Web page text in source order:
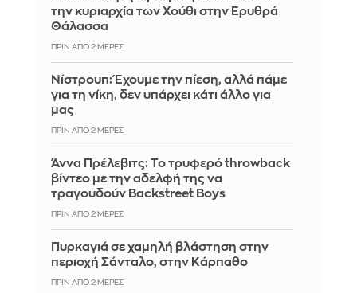
την κυριαρχία των Χούθι στην Ερυθρά
Θάλασσα
ΠΡΙΝ ΑΠΌ 2 ΜΈΡΕΣ
Νίστρουπ: Έχουμε την πίεση, αλλά πάμε
για τη νίκη, δεν υπάρχει κάτι άλλο για
μας
ΠΡΙΝ ΑΠΌ 2 ΜΈΡΕΣ
Άννα Πρέλεβιτς: Το τρυφερό throwback
βίντεο με την αδελφή της να
τραγουδούν Backstreet Boys
ΠΡΙΝ ΑΠΌ 2 ΜΈΡΕΣ
Πυρκαγιά σε χαμηλή βλάστηση στην
περιοχή Σάνταλο, στην Κάρπαθο
ΠΡΙΝ ΑΠΌ 2 ΜΈΡΕΣ